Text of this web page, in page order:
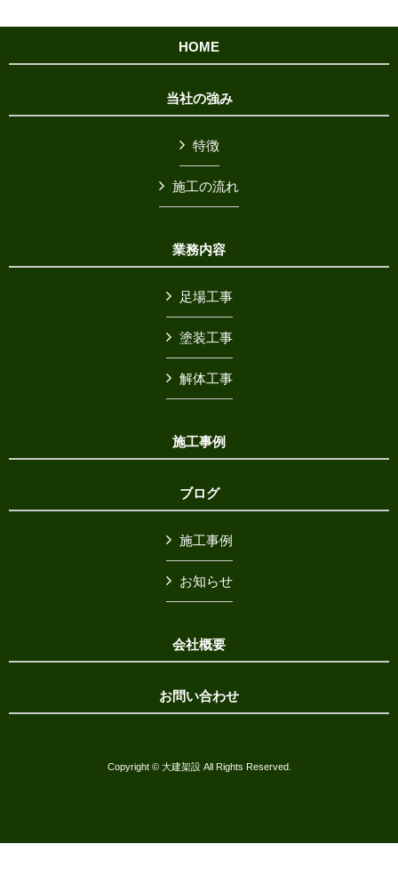
HOME
当社の強み
特徴
施工の流れ
業務内容
足場工事
塗装工事
解体工事
施工事例
ブログ
施工事例
お知らせ
会社概要
お問い合わせ
Copyright © 大建架設 All Rights Reserved.